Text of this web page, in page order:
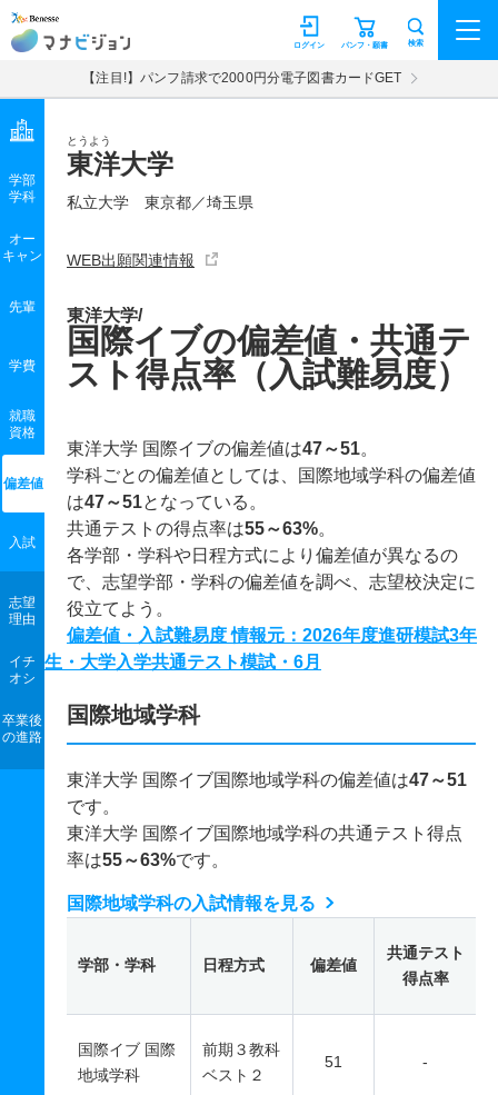
マナビジョン パンフ・願書
ログイン 検索
【注目!】パンフ請求で2000円分電子図書カードGET
とうよう
東洋大学
私立大学 東京都／埼玉県
WEB出願関連情報
学部
学科
オー
キャン
先輩
学費
就職
資格
偏差値
入試
志望
理由
イチ
オシ
卒業後
の進路
東洋大学/
国際イブの偏差値・共通テ
スト得点率（入試難易度）
東洋大学 国際イブの偏差値は47～51。
学科ごとの偏差値としては、国際地域学科の偏差値
は47～51となっている。
共通テストの得点率は55～63%。
各学部・学科や日程方式により偏差値が異なるの
で、志望学部・学科の偏差値を調べ、志望校決定に
役立てよう。
偏差値・入試難易度 情報元：2026年度進研模試3年
生・大学入学共通テスト模試・6月
国際地域学科
東洋大学 国際イブ国際地域学科の偏差値は47～51
です。
東洋大学 国際イブ国際地域学科の共通テスト得点
率は55～63%です。
国際地域学科の入試情報を見る
学部・学科 日程方式 偏差値
共通テスト
得点率
国際イブ 国際
地域学科
前期３教科
ベスト２
51 -